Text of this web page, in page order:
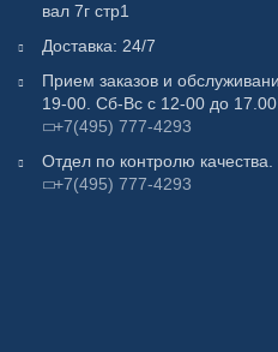
вал 7г стр1
Доставка: 24/7
Прием заказов и
19-00. Сб-Вс с 12-00 до 17.00
+7(495) 777-4293
Отдел по контролю
+7(495) 777-4293